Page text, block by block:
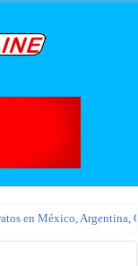
en México, Argentina,